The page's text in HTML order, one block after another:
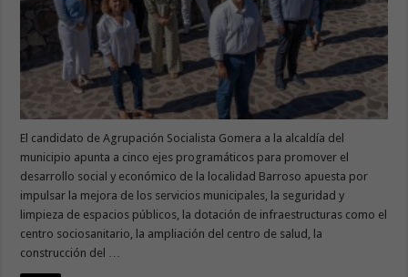
El candidato de Agrupación Socialista Gomera a la alcaldía del
municipio apunta a cinco ejes programáticos para promover el
desarrollo social y económico de la localidad Barroso apuesta por
impulsar la mejora de los servicios municipales, la seguridad y
limpieza de espacios públicos, la dotación de infraestructuras como el
centro sociosanitario, la ampliación del centro de salud, la
construcción del …